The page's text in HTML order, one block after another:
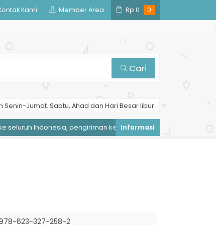
Kami Member Area Rp 0 0
Cari
Senin-Jumat. Sabtu, Ahad dan Hari Besar libur
Indonesia, pengiriman ke luar negeri sila WA kami
623-327-258-2